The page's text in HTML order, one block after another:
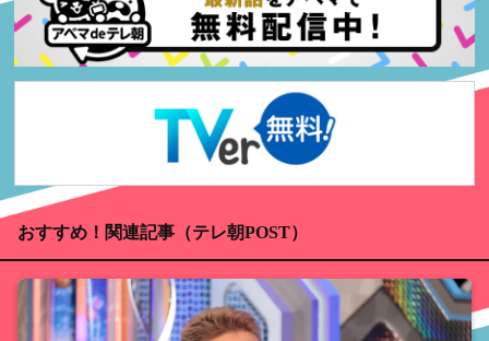
おすすめ！関連記事（テレ朝POST）